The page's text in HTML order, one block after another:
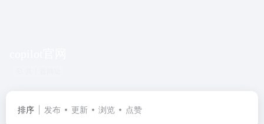
排序 发布 更新 浏览 点赞